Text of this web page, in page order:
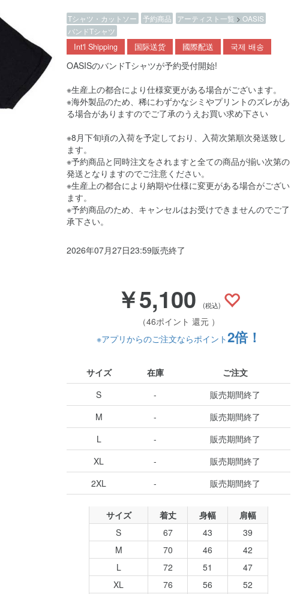
Tシャツ・カットソー 予約商品 アーティスト一覧 >OASIS
バンドTシャツ
Int'l Shipping 国际送货 國際配送 국제 배송
OASISのバンドTシャツが予約受付開始!
※生産上の都合により仕様変更がある場合がございます。
※海外製品のため、稀にわずかなシミやプリントのズレがあ
る場合がありますのでご了承のうえお買い求め下さい
※8月下旬頃の入荷を予定しており、入荷次第順次発送致し
ます。
※予約商品と同時注文をされますと全ての商品が揃い次第の
発送となりますのでご注意ください。
※生産上の都合により納期や仕様に変更がある場合がござい
ます。
※予約商品のため、キャンセルはお受けできませんのでご了
承下さい。
2026年07月27日23:59販売終了
￥5,100 (税込)
（46ポイント 還元 ）
※アプリからのご注文ならポイント2倍！
サイズ 在庫
ご注文
S
-
販売期間終了
M
-
販売期間終了
L
-
販売期間終了
XL
-
販売期間終了
2XL
- 販売期間終了
サイズ 着丈 身幅
肩幅
S
67 43
39
M
70 46
42
L
72 51
47
XL
76 56
52